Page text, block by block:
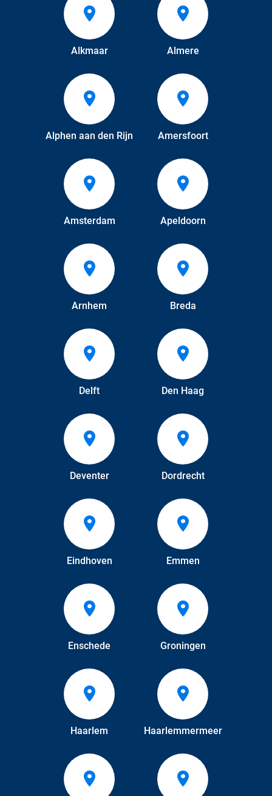
Alkmaar Almere
Alphen aan den Rijn Amersfoort
Amsterdam Apeldoorn
Arnhem Breda
Delft Den Haag
Deventer Dordrecht
Eindhoven Emmen
Enschede Groningen
Haarlem Haarlemmermeer